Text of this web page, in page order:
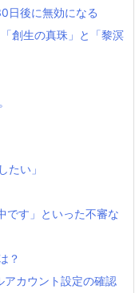
日後に無効になる
創生の真珠」と「黎溟
たい」
です」といった不審な
？
アカウント設定の確認